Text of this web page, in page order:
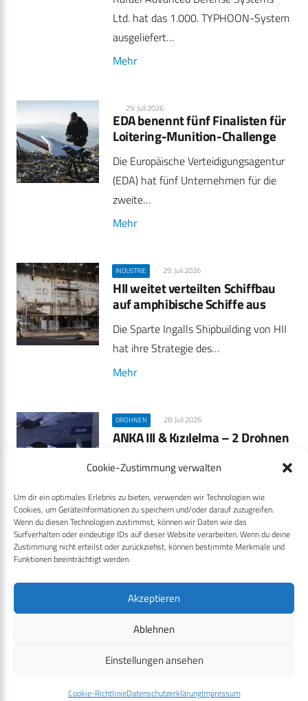
Cookie-Zustimmung verwalten
Um dir ein optimales Erlebnis zu bieten, verwenden wir Technologien wie
Cookies, um Geräteinformationen zu speichern und/oder darauf zuzugreifen.
Wenn du diesen Technologien zustimmst, können wir Daten wie das
Surfverhalten oder eindeutige IDs auf dieser Website verarbeiten. Wenn du deine
Zustimmung nicht erteilst oder zurückziehst, können bestimmte Merkmale und
Funktionen beeinträchtigt werden.
Akzeptieren
Ablehnen
Einstellungen ansehen
Cookie-RichtlinieDatenschutzerklärungImpressum
Ltd. hat das 1.000. TYPHOON-System
ausgeliefert…
Mehr
29. Juli 2026
EDA benennt fünf Finalisten für
Loitering-Munition-Challenge
Die Europäische Verteidigungsagentur
(EDA) hat fünf Unternehmen für die
zweite…
Mehr
INDUSTRIE 29. Juli 2026
HII weitet verteilten Schiffbau
auf amphibische Schiffe aus
Die Sparte Ingalls Shipbuilding von HII
hat ihre Strategie des…
Mehr
DROHNEN 28. Juli 2026
ANKA III & Kızılelma – 2 Drohnen
Die Türkei baut mit dem KAAN nicht
nur einen eigenen…
Mehr
RfAI-3 von DroneShield – KI-
Drohnenerkennung, die mit
jedem Einsatz dazulernt
Drohnensignaturen abzugleichen,